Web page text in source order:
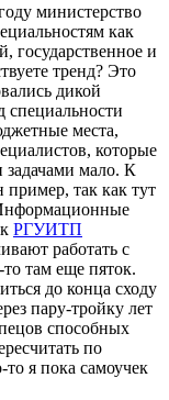
министерство
как
государственное и
тренд? Это
дикой
специальности
места,
которые
задачами мало. К
пример, так как тут
РГУИТП
работать с
там еще пяток.
до конца сходу
пару-тройку лет
способных
по
я пока самоучек